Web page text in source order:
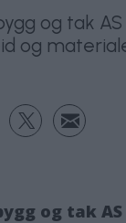
og tak
og
og tak AS